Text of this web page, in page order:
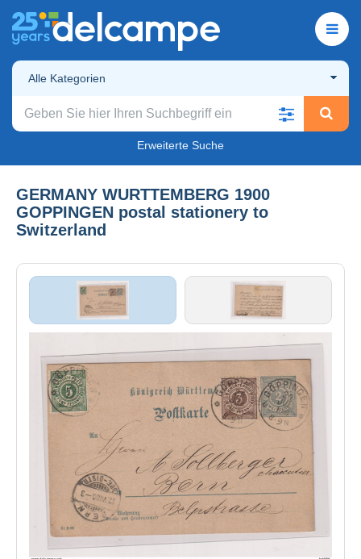
Alle Kategorien
Erweiterte Suche
GERMANY WURTTEMBERG 1900
GOPPINGEN postal stationery to
Switzerland